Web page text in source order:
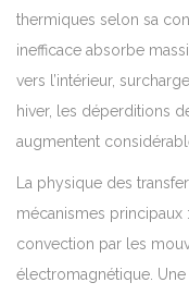
thermiques selon sa
inefficace absorbe
vers l’intérieur,
hiver, les déperditions
augmentent
La physique des
mécanismes principaux
convection par les
électromagnétique. Une